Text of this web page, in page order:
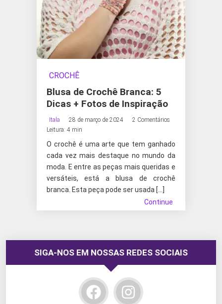
CROCHÊ
Blusa de Crochê Branca: 5
Dicas + Fotos de Inspiração
Itala 28 de março de 2024
2 Comentários
Leitura: 4 min
O crochê é uma arte que tem ganhado
cada vez mais destaque no mundo da
moda. E entre as peças mais queridas e
versáteis, está a blusa de crochê
branca. Esta peça pode ser usada […]
Continue
SIGA-NOS EM NOSSAS REDES SOCIAIS